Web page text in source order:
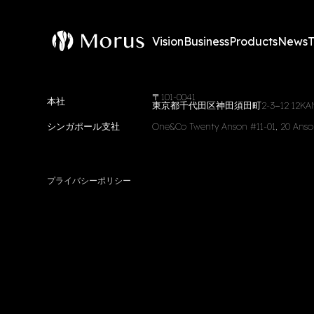
VisionBusinessProductsNews
本社 〒101-0041
東京都千代田区神田須田町2-3−12
シンガポール支社
One&Co Twenty Anson #11-01, 20
プライバシーポリシー